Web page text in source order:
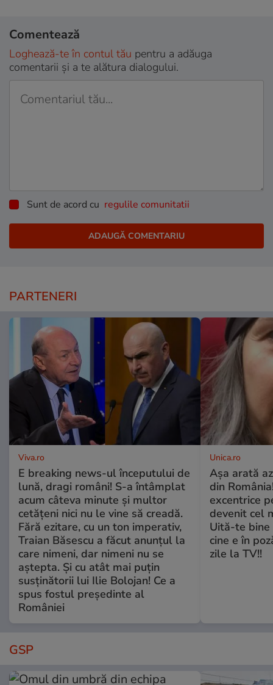
Comentează
Loghează-te în contul tău pentru a adăuga
comentarii și a te alătura dialogului.
Sunt de acord cu regulile comunitatii
PARTENERI
Viva.ro
E breaking news-ul începutului de
lună, dragi români! S-a întâmplat
acum câteva minute și multor
cetățeni nici nu le vine să creadă.
Fără ezitare, cu un ton imperativ,
Traian Băsescu a făcut anunțul la
care nimeni, dar nimeni nu se
aștepta. Și cu atât mai puțin
susținătorii lui Ilie Bolojan! Ce a
spus fostul președinte al
României
Unica.ro
Așa arată
din
excentrice
devenit cel
Uită-te bine
cine e în
zile la TV!!
GSP